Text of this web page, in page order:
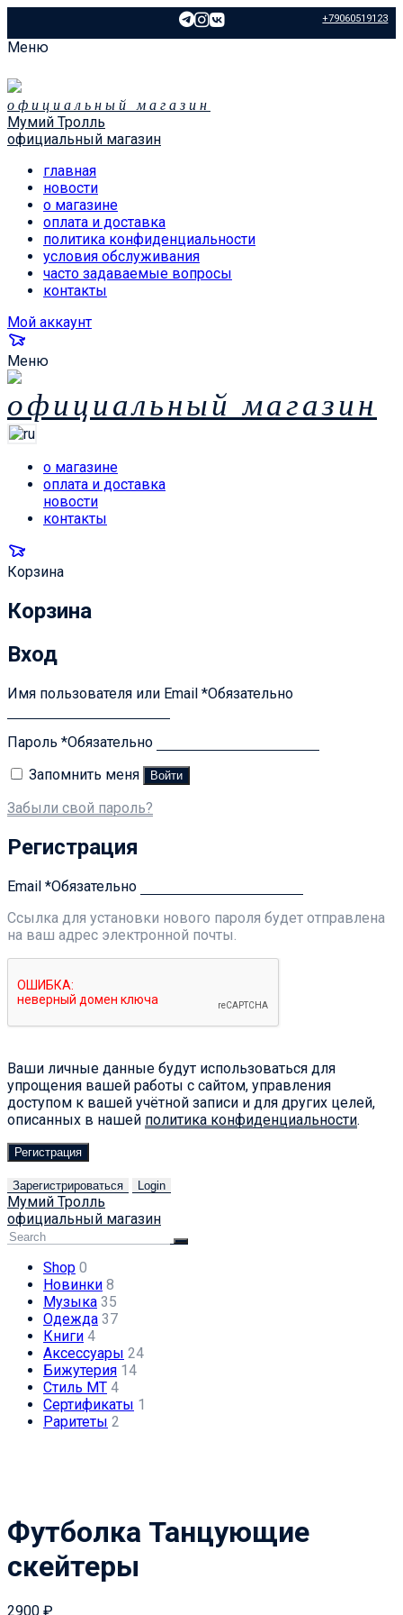
+79060519123
Меню
официальный магазин
Мумий Тролль
официальный магазин
главная
новости
о магазине
оплата и доставка
политика конфиденциальности
условия обслуживания
часто задаваемые вопросы
контакты
Мой аккаунт
Меню
официальный магазин
о магазине
оплата и доставка
новости
контакты
Корзина
Корзина
Вход
Имя пользователя или Email *Обязательно
Пароль *Обязательно
Запомнить меня
Войти
Забыли свой пароль?
Регистрация
Email *Обязательно
Ссылка для установки нового пароля будет отправлена ​​
на ваш адрес электронной почты.
Ваши личные данные будут использоваться для
упрощения вашей работы с сайтом, управления
доступом к вашей учётной записи и для других целей,
описанных в нашей политика конфиденциальности.
Регистрация
Зарегистрироваться Login
Мумий Тролль
официальный магазин
Shop 0
Новинки 8
Музыка 35
Одежда 37
Книги 4
Аксессуары 24
Бижутерия 14
Стиль МТ 4
Сертификаты 1
Раритеты 2
Футболка Танцующие
скейтеры
2900 ₽